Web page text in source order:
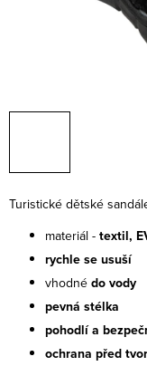
Turistické dětské
materiál - textil,
rychle se usuší
vhodné do vody
pevná stélka
pohodlí a
ochrana před